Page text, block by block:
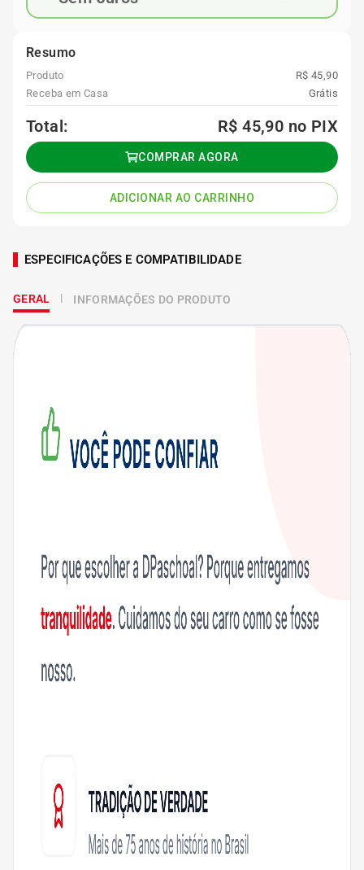
Resumo
Produto
R$ 45,90
Receba em Casa
Grátis
Total: R$ 45,90 no PIX
COMPRAR AGORA
ADICIONAR AO CARRINHO
ESPECIFICAÇÕES E COMPATIBILIDADE
GERAL INFORMAÇÕES DO PRODUTO